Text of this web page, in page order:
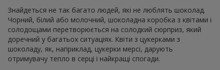
Знайдеться не так багато людей, які не люблять шоколад.
Чорний, білий або молочний, шоколадна коробка з квітами і
солодощами перетворюється на солодкий сюрприз, який
доречний у багатьох ситуаціях. Квіти з цукерками з
шоколаду, як, наприклад, цукерки мерсі, дарують
отримувачу тепло в серці і найкращі спогади.